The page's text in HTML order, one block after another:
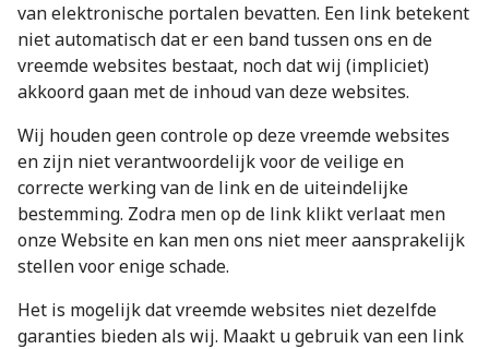
van elektronische portalen bevatten. Een link betekent
niet automatisch dat er een band tussen ons en de
vreemde websites bestaat, noch dat wij (impliciet)
akkoord gaan met de inhoud van deze websites.
Wij houden geen controle op deze vreemde websites
en zijn niet verantwoordelijk voor de veilige en
correcte werking van de link en de uiteindelijke
bestemming. Zodra men op de link klikt verlaat men
onze Website en kan men ons niet meer aansprakelijk
stellen voor enige schade.
Het is mogelijk dat vreemde websites niet dezelfde
garanties bieden als wij. Maakt u gebruik van een link